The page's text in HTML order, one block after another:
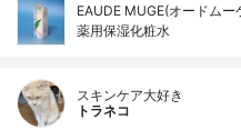
EAUDE MUGE(オードムー
薬用保湿化粧水
スキンケア大好き
トラネコ